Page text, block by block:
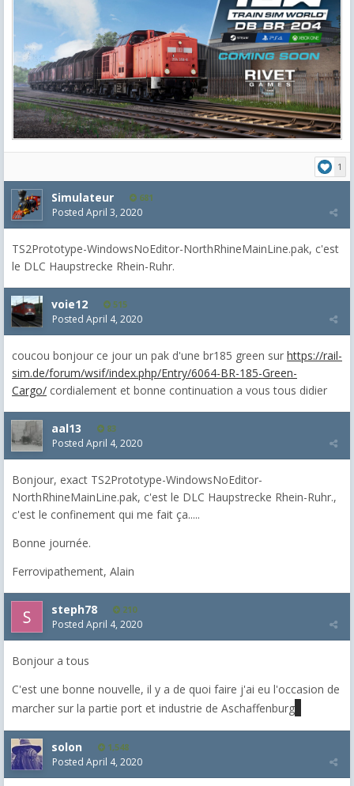
1
Simulateur 681
Posted April 3, 2020
TS2Prototype-WindowsNoEditor-NorthRhineMainLine.pak, c'est
le DLC Haupstrecke Rhein-Ruhr.
voie12 515
Posted April 4, 2020
coucou bonjour ce jour un pak d'une br185 green sur https://rail-
sim.de/forum/wsif/index.php/Entry/6064-BR-185-Green-
Cargo/ cordialement et bonne continuation a vous tous didier
aal13 83
Posted April 4, 2020
Bonjour, exact TS2Prototype-WindowsNoEditor-
NorthRhineMainLine.pak, c'est le DLC Haupstrecke Rhein-Ruhr.,
c'est le confinement qui me fait ça.....
Bonne journée.
Ferrovipathement, Alain
steph78 210
Posted April 4, 2020
Bonjour a tous
C'est une bonne nouvelle, il y a de quoi faire j'ai eu l'occasion de
marcher sur la partie port et industrie de Aschaffenburg
solon 1,548
Posted April 4, 2020